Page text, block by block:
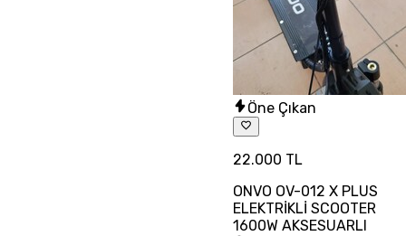
Öne Çıkan
22.000 TL
ONVO OV-012 X PLUS
ELEKTRİKLİ SCOOTER
1600W AKSESUARLI